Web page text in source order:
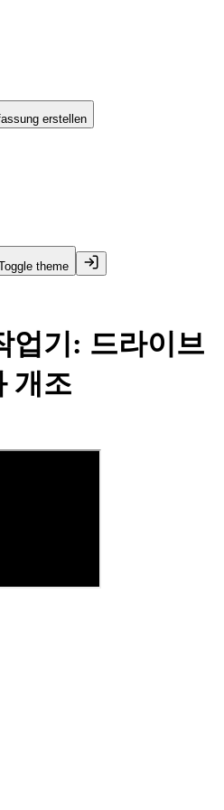
erstellen
theme
업기: 드라이브
개조